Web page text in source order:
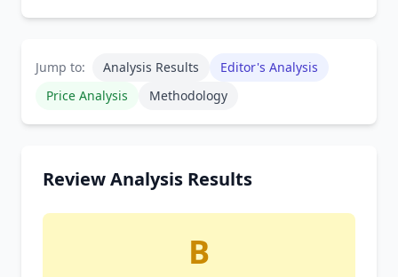
Jump to: Analysis Results
Editor's Analysis
Price Analysis
Methodology
Review Analysis Results
B